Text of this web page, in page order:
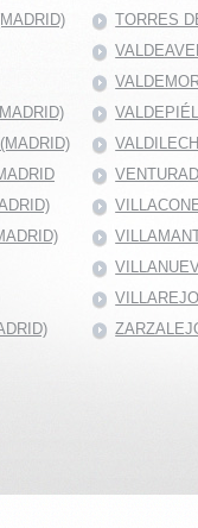
TORRES